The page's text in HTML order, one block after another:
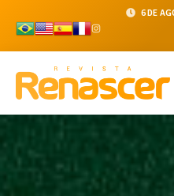
6 DE